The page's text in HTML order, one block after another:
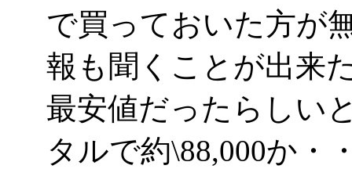
で買っておいた方が
報も聞くことが出来
最安値だったらしい
タルで約\88,000か・